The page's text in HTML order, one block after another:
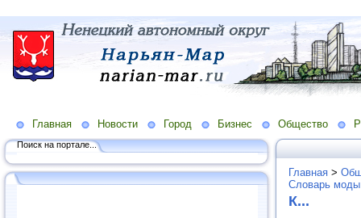
Главная Новости Город Бизнес Общество
Поиск на портале...
Главная >
Словарь
К...